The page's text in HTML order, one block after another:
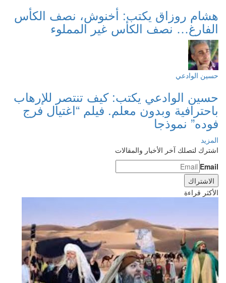
هشام روزاق يكتب: أخنوش، نصف الكأس
الفارغ… نصف الكأس غير المملوء
حسين الوادعي
حسين الوادعي يكتب: كيف تنتصر للإرهاب
باحترافية وبدون معلم. فيلم “اغتيال فرج
فوده” نموذجا
المزيد
اشترك لتصلك آخر الأخبار والمقالات
Email
الأكثر قراءة